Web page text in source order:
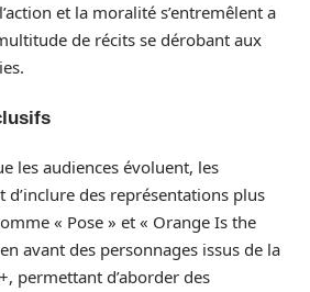
et la moralité s’entremêlent a
de récits se dérobant aux
les audiences évoluent, les
d’inclure des représentations plus
« Pose » et « Orange Is the
avant des personnages issus de la
permettant d’aborder des